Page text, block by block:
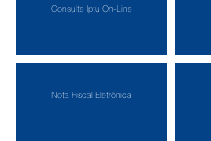
Consulte Iptu On-Line
Nota Fiscal Eletrônica